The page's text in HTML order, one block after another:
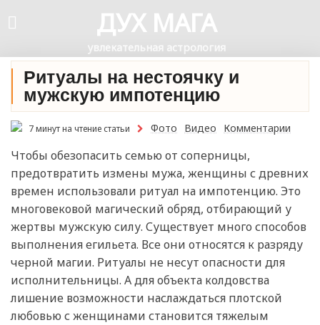
ДУХ МАГА
увлекательная астрология
Ритуалы на нестоячку и
мужскую импотенцию
7 минут на чтение статьи Фото Видео Комментарии
Чтобы обезопасить семью от соперницы,
предотвратить измены мужа, женщины с древних
времен использовали ритуал на импотенцию. Это
многовековой магический обряд, отбирающий у
жертвы мужскую силу. Существует много способов
выполнения егильета. Все они относятся к разряду
черной магии. Ритуалы не несут опасности для
исполнительницы. А для объекта колдовства
лишение возможности наслаждаться плотской
любовью с женщинами становится тяжелым